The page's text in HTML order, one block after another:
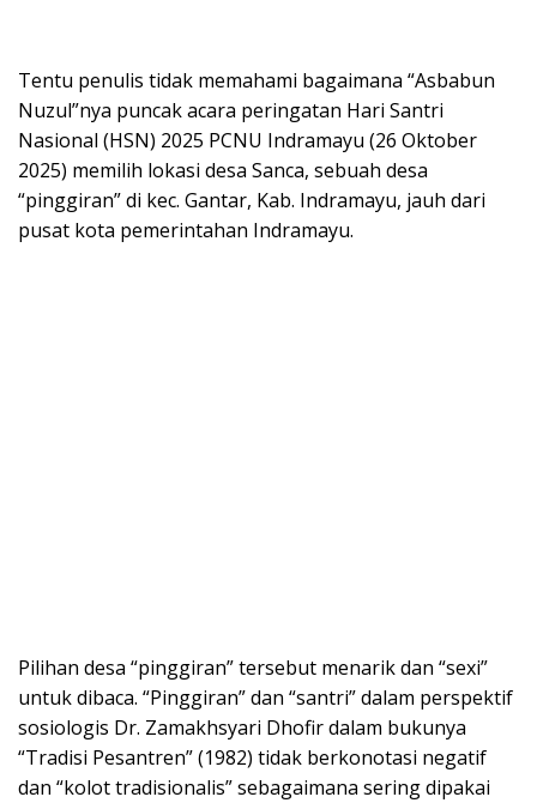
Tentu penulis tidak memahami bagaimana “Asbabun
Nuzul”nya puncak acara peringatan Hari Santri
Nasional (HSN) 2025 PCNU Indramayu (26 Oktober
2025) memilih lokasi desa Sanca, sebuah desa
“pinggiran” di kec. Gantar, Kab. Indramayu, jauh dari
pusat kota pemerintahan Indramayu.
Pilihan desa “pinggiran” tersebut menarik dan “sexi”
untuk dibaca. “Pinggiran” dan “santri” dalam perspektif
sosiologis Dr. Zamakhsyari Dhofir dalam bukunya
“Tradisi Pesantren” (1982) tidak berkonotasi negatif
dan “kolot tradisionalis” sebagaimana sering dipakai